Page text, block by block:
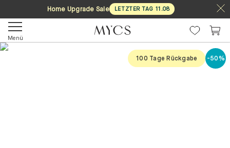
Home Upgrade Sale LETZTER TAG 11 .08
Menü
100 Tage Rückgabe -50%